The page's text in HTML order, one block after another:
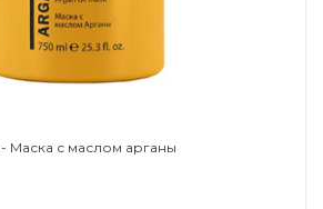
Kapous Arganoil Mask - Маска с маслом арганы